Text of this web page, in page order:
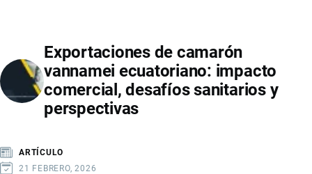
TRATADO
DE
LIBRE
COMERCIO
Exportaciones de camarón
vannamei ecuatoriano: impacto
comercial, desafíos sanitarios y
perspectivas
ARTÍCULO
21 FEBRERO, 2026